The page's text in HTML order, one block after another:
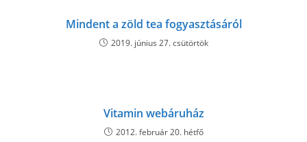
Mindent a zöld tea fogyasztásáról
2019. június 27. csütörtök
Vitamin webáruház
2012. február 20. hétfő